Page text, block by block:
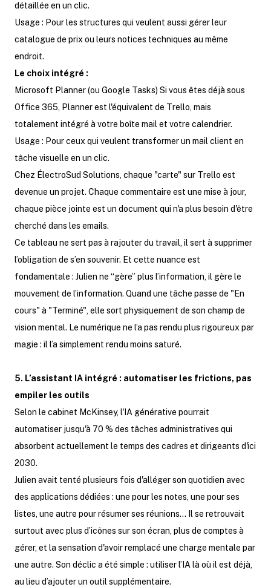
détaillée en un clic.
Usage : Pour les structures qui veulent aussi gérer leur
catalogue de prix ou leurs notices techniques au même
endroit.
Le choix intégré :
Microsoft Planner (ou Google Tasks) Si vous êtes déjà sous
Office 365, Planner est l'équivalent de Trello, mais
totalement intégré à votre boîte mail et votre calendrier.
Usage : Pour ceux qui veulent transformer un mail client en
tâche visuelle en un clic.
Chez ÉlectroSud Solutions, chaque "carte" sur Trello est
devenue un projet. Chaque commentaire est une mise à jour,
chaque pièce jointe est un document qui n'a plus besoin d'être
cherché dans les emails.
Ce tableau ne sert pas à rajouter du travail, il sert à supprimer
l’obligation de s’en souvenir. Et cette nuance est
fondamentale : Julien ne “gère” plus l’information, il gère le
mouvement de l’information. Quand une tâche passe de "En
cours" à "Terminé", elle sort physiquement de son champ de
vision mental. Le numérique ne l’a pas rendu plus rigoureux par
magie : il l’a simplement rendu moins saturé.
5. L’assistant IA intégré : automatiser les frictions, pas
empiler les outils
Selon le cabinet McKinsey, l'IA générative pourrait
automatiser jusqu'à 70 % des tâches administratives qui
absorbent actuellement le temps des cadres et dirigeants d'ici
2030.
Julien avait tenté plusieurs fois d'alléger son quotidien avec
des applications dédiées : une pour les notes, une pour ses
listes, une autre pour résumer ses réunions... Il se retrouvait
surtout avec plus d’icônes sur son écran, plus de comptes à
gérer, et la sensation d'avoir remplacé une charge mentale par
une autre. Son déclic a été simple : utiliser l’IA là où il est déjà,
au lieu d’ajouter un outil supplémentaire.